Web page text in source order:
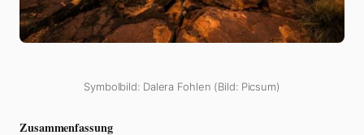
Symbolbild: Dalera Fohlen (Bild: Picsum)
Zusammenfassung